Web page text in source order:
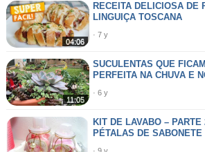
04:06
RECEITA DELICIOSA DE
LINGUIÇA TOSCANA
· 7 y
11:05
SUCULENTAS QUE
PERFEITA NA CHUVA E
· 6 y
KIT DE LAVABO –
PÉTALAS DE SABONETE